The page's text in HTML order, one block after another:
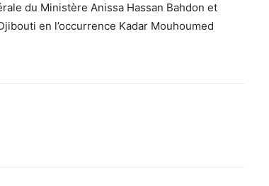
du Ministère Anissa Hassan Bahdon et
en l’occurrence Kadar Mouhoumed